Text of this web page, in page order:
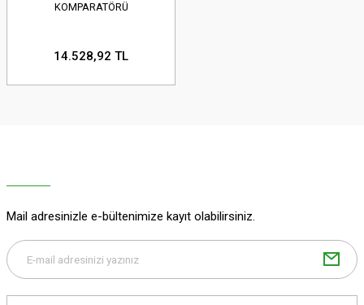
KOMPARATÖRÜ
14.528,92 TL
Mail adresinizle e-bültenimize kayıt olabilirsiniz.